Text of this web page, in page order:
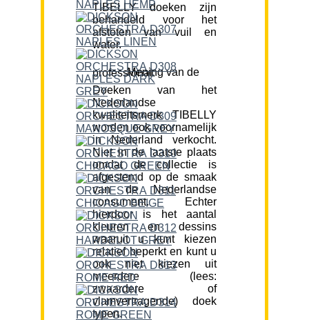
TIBELLY doeken zijn
behandeld voor het
afstoten van vuil en
water.
Mening van de professional:
Doeken van het
Nederlandse
kwaliteitsmerk TIBELLY
worden ook voornamelijk
in Nederland verkocht.
Niet in de laatste plaats
omdat de collectie is
afgestemd op de smaak
van de Nederlandse
consument. Echter
hierdoor is het aantal
kleuren en dessins
waaruit u kunt kiezen
relatief beperkt en kunt u
ook niet kiezen uit
meerdere (lees:
zwaardere of
vlamvertragende) doek
typen.